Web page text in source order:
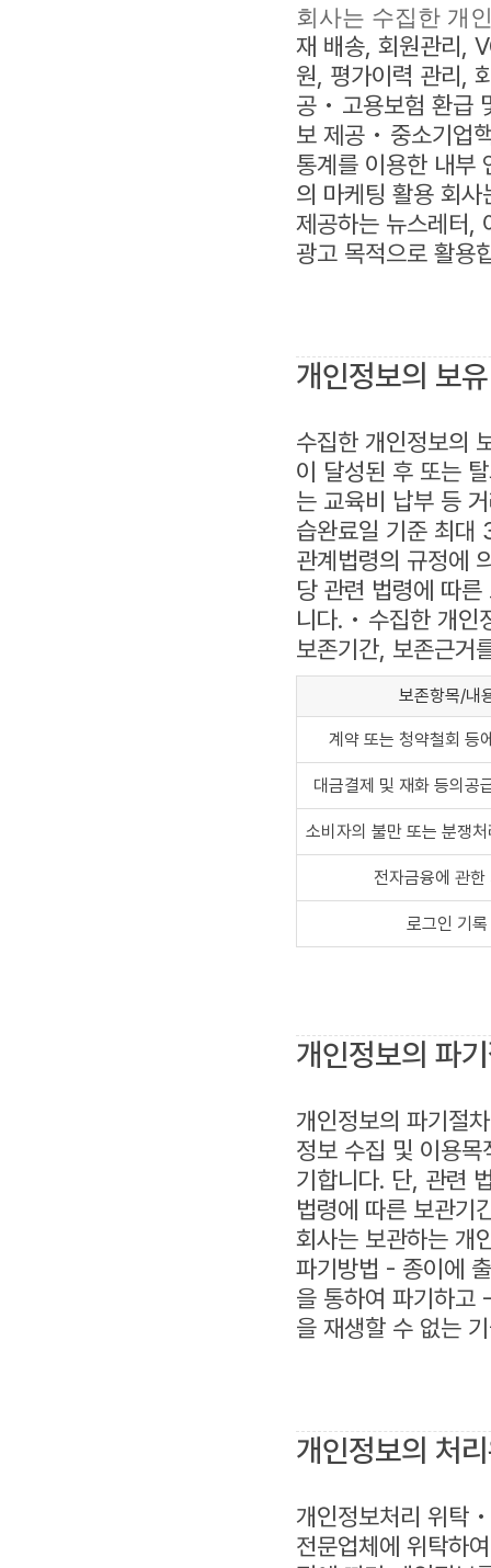
회사는 수집한 개
재 배송, 회원관리,
원, 평가이력 관리,
공 • 고용보험 환급
보 제공 • 중소기업
통계를 이용한 내부
의 마케팅 활용 회
제공하는 뉴스레터,
광고 목적으로 활용
개인정보의 보
수집한 개인정보의
이 달성된 후 또는
는 교육비 납부 등
습완료일 기준 최대
관계법령의 규정에
당 관련 법령에 따
니다. • 수집한 개인
보존기간, 보존근거
보존항목/내
계약 또는 청약철회 등
대금결제 및 재화 등의공
소비자의 불만 또는 분쟁
전자금융에 관한
로그인 기록
개인정보의 파
개인정보의 파기절
정보 수집 및 이용
기합니다. 단, 관련
법령에 따른 보관기
회사는 보관하는 개
파기방법 - 종이에
을 통하여 파기하고
을 재생할 수 없는
개인정보의 처
개인정보처리 위탁
전문업체에 위탁하